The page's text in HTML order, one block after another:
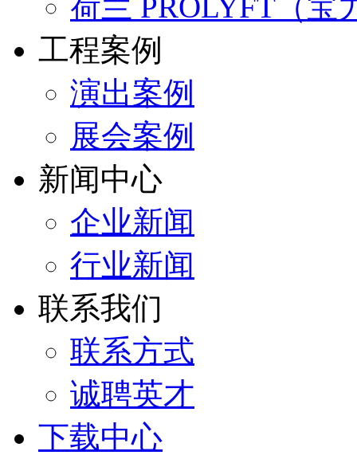
工程案例
演出案例
展会案例
新闻中心
企业新闻
行业新闻
联系我们
联系方式
诚聘英才
下载中心